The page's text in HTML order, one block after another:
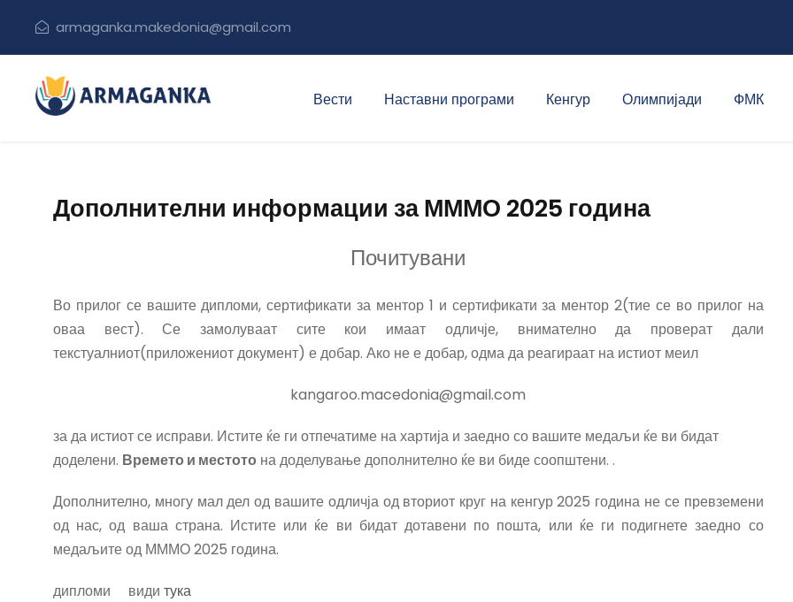
armaganka.makedonia@gmail.com
Вести Наставни програми Кенгур Олимпијади ФМК
Дополнителни информации за МММО 2025 година
Почитувани
Во прилог се вашите дипломи, сертификати за ментор 1 и сертификати за ментор 2(тие се во прилог на
оваа вест). Се замолуваат сите кои имаат одличје, внимателно да проверат дали
текстуалниот(приложениот документ) е добар. Ако не е добар, одма да реагираат на истиот меил
kangaroo.macedonia@gmail.com
за да истиот се исправи. Истите ќе ги отпечатиме на хартија и заедно со вашите медаљи ќе ви бидат
доделени. Времето и местото на доделување дополнително ќе ви биде соопштени. .
Дополнително, многу мал дел од вашите одличја од вториот круг на кенгур 2025 година не се превземени
од нас, од ваша страна. Истите или ќе ви бидат дотавени по пошта, или ќе ги подигнете заедно со
медаљите од МММО 2025 година.
дипломи види тука